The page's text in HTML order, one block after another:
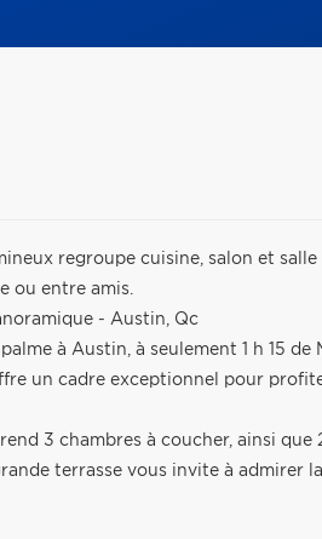
regroupe cuisine, salon et
ou entre amis.
- Austin, Qc
à Austin, à seulement 1 h 15
un cadre exceptionnel pour
3 chambres à coucher, ainsi que
terrasse vous invite à admirer